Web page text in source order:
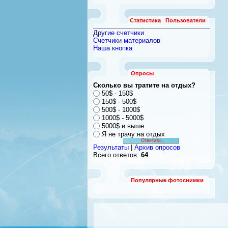
Статистика Пользователи
Другие счетчики
Счетчики материалов
Наша кнопка
Опросы
Сколько вы тратите на отдых?
50$ - 150$
150$ - 500$
500$ - 1000$
1000$ - 5000$
5000$ и выше
Я не трачу на отдых
Результаты
Архив опросов
Всего ответов: 64
Популярные фотоснимки